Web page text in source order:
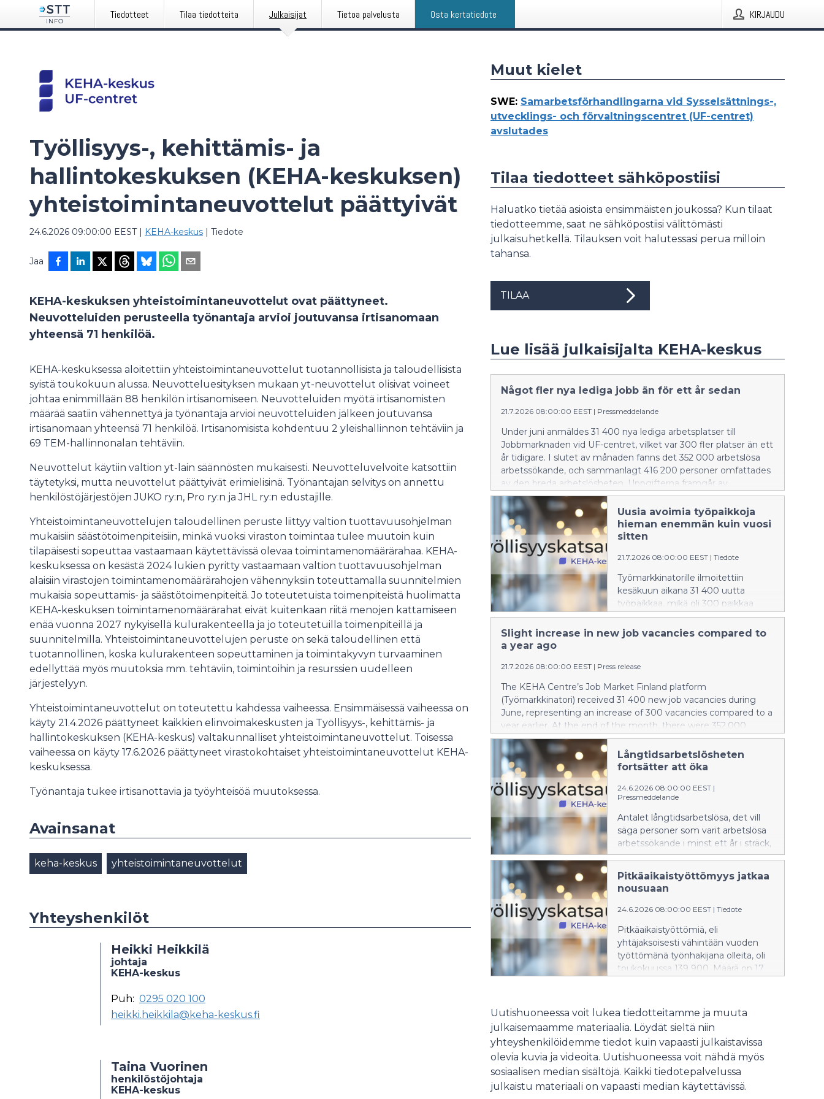
Tiedotteet Tilaa tiedotteita Julkaisijat Tietoa palvelusta Osta kertatiedote KIRJAUDU
Työllisyys-, kehittämis- ja
hallintokeskuksen (KEHA-keskuksen)
yhteistoimintaneuvottelut päättyivät
24.6.2026 09:00:00 EEST| KEHA-keskus | Tiedote
Jaa
KEHA-keskuksen yhteistoimintaneuvottelut ovat päättyneet.
Neuvotteluiden perusteella työnantaja arvioi joutuvansa irtisanomaan
yhteensä 71 henkilöä.
KEHA-keskuksessa aloitettiin yhteistoimintaneuvottelut tuotannollisista ja taloudellisista
syistä toukokuun alussa. Neuvotteluesityksen mukaan yt-neuvottelut olisivat voineet
johtaa enimmillään 88 henkilön irtisanomiseen. Neuvotteluiden myötä irtisanomisten
määrää saatiin vähennettyä ja työnantaja arvioi neuvotteluiden jälkeen joutuvansa
irtisanomaan yhteensä 71 henkilöä. Irtisanomisista kohdentuu 2 yleishallinnon tehtäviin ja
69 TEM-hallinnonalan tehtäviin.
Neuvottelut käytiin valtion yt-lain säännösten mukaisesti. Neuvotteluvelvoite katsottiin
täytetyksi, mutta neuvottelut päättyivät erimielisinä. Työnantajan selvitys on annettu
henkilöstöjärjestöjen JUKO ry:n, Pro ry:n ja JHL ry:n edustajille.
Yhteistoimintaneuvottelujen taloudellinen peruste liittyy valtion tuottavuusohjelman
mukaisiin säästötoimenpiteisiin, minkä vuoksi viraston toimintaa tulee muutoin kuin
tilapäisesti sopeuttaa vastaamaan käytettävissä olevaa toimintamenomäärärahaa. KEHA-
keskuksessa on kesästä 2024 lukien pyritty vastaamaan valtion tuottavuusohjelman
alaisiin virastojen toimintamenomäärärahojen vähennyksiin toteuttamalla suunnitelmien
mukaisia sopeuttamis- ja säästötoimenpiteitä. Jo toteutetuista toimenpiteistä huolimatta
KEHA-keskuksen toimintamenomäärärahat eivät kuitenkaan riitä menojen kattamiseen
enää vuonna 2027 nykyisellä kulurakenteella ja jo toteutetuilla toimenpiteillä ja
suunnitelmilla. Yhteistoimintaneuvottelujen peruste on sekä taloudellinen että
tuotannollinen, koska kulurakenteen sopeuttaminen ja toimintakyvyn turvaaminen
edellyttää myös muutoksia mm. tehtäviin, toimintoihin ja resurssien uudelleen
järjestelyyn.
Yhteistoimintaneuvottelut on toteutettu kahdessa vaiheessa. Ensimmäisessä vaiheessa on
käyty 21.4.2026 päättyneet kaikkien elinvoimakeskusten ja Työllisyys-, kehittämis- ja
hallintokeskuksen (KEHA-keskus) valtakunnalliset yhteistoimintaneuvottelut. Toisessa
vaiheessa on käyty 17.6.2026 päättyneet virastokohtaiset yhteistoimintaneuvottelut KEHA-
keskuksessa.
Työnantaja tukee irtisanottavia ja työyhteisöä muutoksessa.
Avainsanat
keha-keskus yhteistoimintaneuvottelut
Yhteyshenkilöt
Heikki Heikkilä
johtaja
KEHA-keskus
Puh: 0295 020 100
heikki.heikkila@keha-keskus.fi
Taina Vuorinen
henkilöstöjohtaja
KEHA-keskus
Muut kielet
SWE: Samarbetsförhandlingarna vid Sysselsättnings-,
utvecklings- och förvaltningscentret (UF-centret)
avslutades
Tilaa tiedotteet sähköpostiisi
Haluatko tietää asioista ensimmäisten joukossa? Kun tilaat
tiedotteemme, saat ne sähköpostiisi välittömästi
julkaisuhetkellä. Tilauksen voit halutessasi perua milloin
tahansa.
TILAA
Lue lisää julkaisijalta KEHA-keskus
Något fler nya lediga jobb än för ett år sedan
21.7.2026 08:00:00 EEST | Pressmeddelande
Under juni anmäldes 31 400 nya lediga arbetsplatser till
Jobbmarknaden vid UF-centret, vilket var 300 fler platser än ett
år tidigare. I slutet av månaden fanns det 352 000 arbetslösa
arbetssökande, och sammanlagt 416 200 personer omfattades
av den breda arbetslösheten. Uppgifterna framgår av
Sysselsättnings-, utvecklings- och förvaltningscentrets (UF-
centret) sysselsättningsöversikt.Uusia avoimia työpaikkoja
hieman enemmän kuin vuosi
sitten
21.7.2026 08:00:00 EEST | Tiedote
Työmarkkinatorille ilmoitettiin
kesäkuun aikana 31 400 uutta
työpaikkaa, mikä oli 300 paikkaa
enemmän kuin vuotta takaperin.
Kuukauden lopussa työttömiä
työnhakijoita oli 352 000, ja laajan
henkilöä. Tiedot perustuvat
Työllisyys-, kehittämis- ja
hallintokeskuksen (KEHA-keskus)
Työllisyyskatsaukseen.
Slight increase in new job vacancies compared to
a year ago
21.7.2026 08:00:00 EEST | Press release
The KEHA Centre’s Job Market Finland platform
(Työmarkkinatori) received 31 400 new job vacancies during
June, representing an increase of 300 vacancies compared to a
year earlier. At the end of the month, there were 352,000
unemployed jobseekers, while 416,200 people were included in
the broad measure of unemployment. The figures are based on
the Employment Bulletin published by the Development and
Administrative Services Centre (KEHA Centre).
Långtidsarbetslösheten
fortsätter att öka
24.6.2026 08:00:00 EEST |
Pressmeddelande
Antalet långtidsarbetslösa, det vill
säga personer som varit arbetslösa
arbetssökande i minst ett år i sträck,
var 139 900 i maj. Det är 17 procent
fler än för ett år sedan. Antalet
personer som varit arbetslösa i över
två år utan avbrott var 73 800, vilket
är 25 procent fler än i maj året innan.
Sysselsättnings-, utvecklings- och
förvaltningscentrets (UF-centret)
sysselsättningsöversikt.
Pitkäaikaistyöttömyys jatkaa
nousuaan
24.6.2026 08:00:00 EEST | Tiedote
Pitkäaikaistyöttömiä, eli
yhtäjaksoisesti vähintään vuoden
työttömänä työnhakijana olleita, oli
toukokuussa 139 900. Määrä on 17
yhtäjaksoisesti työttömänä olleita
pitkäaikaistyöttömiä oli 73 800, mikä
on 25 prosenttia enemmän kuin
viime vuoden toukokuussa. Tiedot
ilmenevät Työllisyys-, kehittämis- ja
hallintokeskuksen (KEHA-keskus)
Työllisyyskatsauksesta.
Uutishuoneessa voit lukea tiedotteitamme ja muuta
julkaisemaamme materiaalia. Löydät sieltä niin
yhteyshenkilöidemme tiedot kuin vapaasti julkaistavissa
olevia kuvia ja videoita. Uutishuoneessa voit nähdä myös
sosiaalisen median sisältöjä. Kaikki tiedotepalvelussa
julkaistu materiaali on vapaasti median käytettävissä.